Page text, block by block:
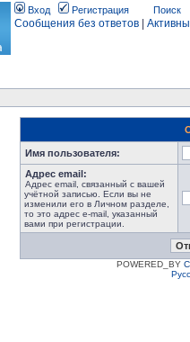
Вход Регистрация Поиск
Сообщения без ответов
Имя пользователя:
Адрес email:
Адрес email, связанный с вашей
учётной записью. Если вы не
изменили его в Личном разделе,
то это адрес e-mail, указанный
вами при регистрации.
POWERED_BY